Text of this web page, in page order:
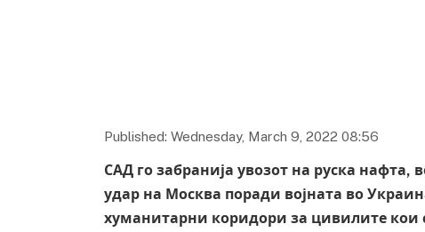
Published: Wednesday, March 9, 2022 08:56
САД го забранија увозот на руска
удар на Москва поради војната во
хуманитарни коридори за цивилите кои